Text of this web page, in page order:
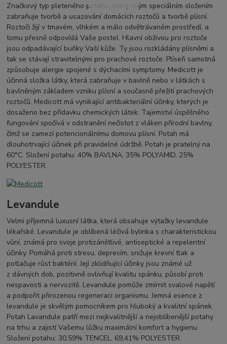
Značkový typ pleteného potahu, který svým speciálním složením
zabraňuje tvorbě a usazování domácích roztočů a tvorbě plísní.
Roztoči žijí v tmavém, vlhkém a málo odvětrávaném prostředí, a
tomu přesně odpovídá Vaše postel. Hlavní obživou pro roztoče
jsou odpadávající buňky Vaší kůže. Ty jsou rozkládány plísněmi a
tak se stávají stravitelnými pro prachové roztoče. Plíseň samotná
způsobuje alergie spojené s dýchacími symptomy. Medicott je
účinná složka látky, která zabraňuje v bavlně nebo v látkách s
bavlněným základem vzniku plísní a současně přežití prachových
roztočů. Medicott má vynikající antibakteriální účinky, kterých je
dosaženo bez přídavku chemických látek. Tajemství úspěšného
fungování spočívá v odstranění nečistot z vláken přírodní bavlny,
čímž se zamezí potencionálnímu domovu plísní. Potah má
dlouhotrvající účinek při pravidelné údržbě. Potah je pratelný na
60°C. Složení potahu: 40% BAVLNA, 35% POLYAMID, 25%
POLYESTER.
Levandule
Velmi příjemná luxusní látka, která obsahuje výtažky levandule
lékařské. Levandule je oblíbená léčivá bylinka s charakteristickou
vůní, známá pro svoje protizánětlivé, antiseptické a repelentní
účinky. Pomáhá proti stresu, depresím, snižuje krevní tlak a
potlačuje růst baktérií. Její zklidňující účinky jsou známé už
z dávných dob, pozitivně ovlivňují kvalitu spánku, působí proti
nespavosti a nervozitě. Levandule pomůže zmírnit svalové napětí
a podpořit přirozenou regeneraci organismu. Jemná esence z
levandule je skvělým pomocníkem pro hluboký a kvalitní spánek.
Potah Lavandule patří mezi nejkvalitnější a nejoblíbenější potahy
na trhu a zajistí Vašemu lůžku maximální komfort a hygienu.
Složení potahu: 30,59% TENCEL, 69,41% POLYESTER.